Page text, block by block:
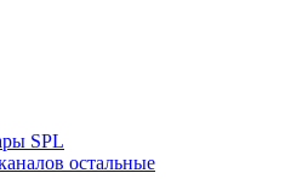
SPL
остальные